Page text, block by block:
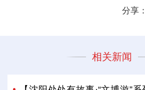
分享：
相关新闻